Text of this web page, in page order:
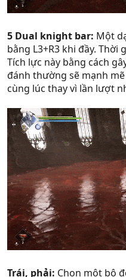
5 Dual knight bar: Một
bằng L3+R3 khi đầy. Thời
Tích lực này bằng cách
đánh thường sẽ mạnh
cùng lúc thay vì lần lượt
Trái, phải: Chọn một bộ